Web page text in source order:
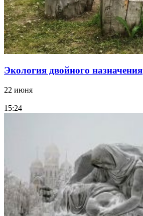
Экология двойного назначения
22 июня
15:24